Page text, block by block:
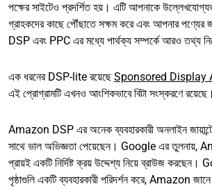
পক্ষের সাইটেও প্রদর্শিত হয়। এটি আপনাকে
গ্রাহকদের কাছে পৌঁছাতে সক্ষম করে এবং আপনার পণ্যের
DSP এবং PPC এর মধ্যে পার্থক্য সম্পর্কে আরও তথ্য
এক ধরনের DSP-lite রয়েছেSponsored Display
এই প্রোগ্রামটি এখনও আংশিকভাবে বিটা সংস্করণে রয়েছে।
Amazon DSP এর অনেক ব্যবহারকারী অনলাইন জায়ান্টের
সাথে ভাল অভিজ্ঞতা পেয়েছেন। Google এর তুলনায়,
প্রায়ই একটি নির্দিষ্ট ক্রয় উদ্দেশ্য নিয়ে ব্রাউজ
পৃষ্ঠাগুলি একটি ব্যবহারকারী পরিদর্শন করে, Amazon